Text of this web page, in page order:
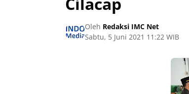
Oleh Redaksi IMC Net
Sabtu, 5 Juni 2021 11:22 WIB